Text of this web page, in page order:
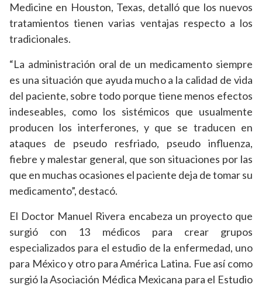
Medicine en Houston, Texas, detalló que los nuevos
tratamientos tienen varias ventajas respecto a los
tradicionales.
“La administración oral de un medicamento siempre
es una situación que ayuda mucho a la calidad de vida
del paciente, sobre todo porque tiene menos efectos
indeseables, como los sistémicos que usualmente
producen los interferones, y que se traducen en
ataques de pseudo resfriado, pseudo influenza,
fiebre y malestar general, que son situaciones por las
que en muchas ocasiones el paciente deja de tomar su
medicamento”, destacó.
El Doctor Manuel Rivera encabeza un proyecto que
surgió con 13 médicos para crear grupos
especializados para el estudio de la enfermedad, uno
para México y otro para América Latina. Fue así como
surgió la Asociación Médica Mexicana para el Estudio